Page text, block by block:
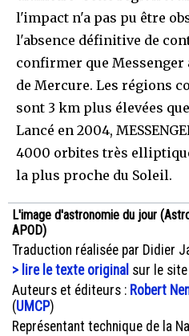
l'impact n'a pas pu être
l'absence définitive de
confirmer que
de Mercure. Les régions
sont 3 km plus élevées
Lancé en 2004,
4000 orbites très
la plus proche du Soleil.
L'image d'astronomie du jour
APOD)
Traduction réalisée par Didier
> lire le texte original sur le site
Auteurs et éditeurs : Robert
(UMCP)
Représentant technique de la